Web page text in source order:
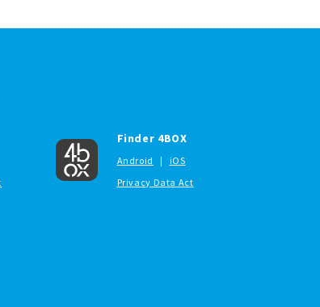
Finder 4BOX
Android |
iOS
Privacy Data Act